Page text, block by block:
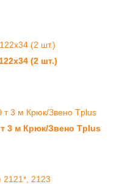
(2 шт.)
3 м Крюк/Звено Tplus